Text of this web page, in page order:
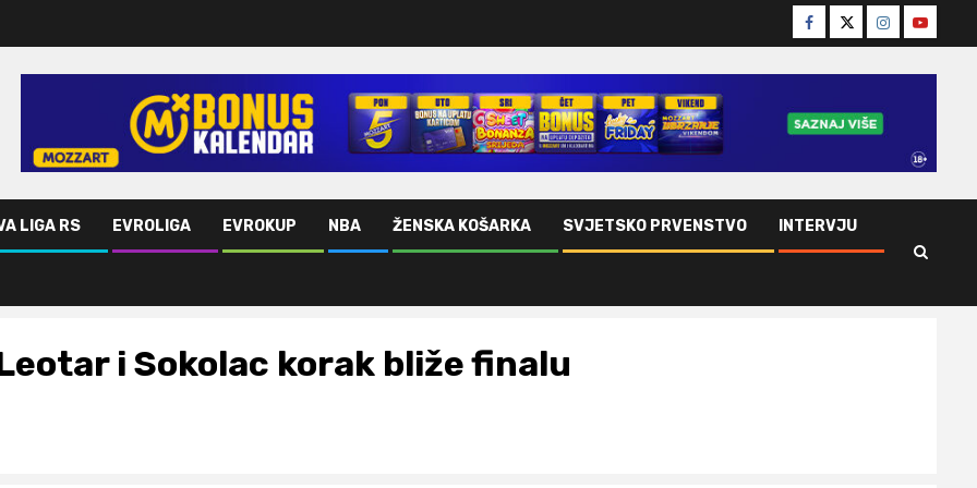
Facebook
TwitterInstagram
Youtube
LIGA RS EVROLIGA EVROKUP NBA ŽENSKA KOŠARKA SVJETSKO PRVENSTVO INTERVJU
i Sokolac korak bliže finalu